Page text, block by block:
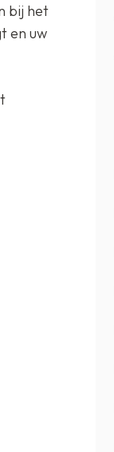
bij het
en uw